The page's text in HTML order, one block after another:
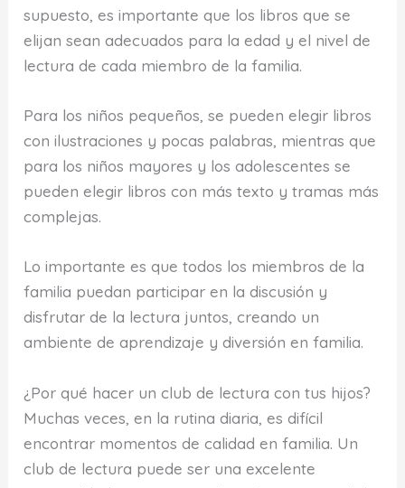
supuesto, es importante que los libros que se
elijan sean adecuados para la edad y el nivel de
lectura de cada miembro de la familia.
Para los niños pequeños, se pueden elegir libros
con ilustraciones y pocas palabras, mientras que
para los niños mayores y los adolescentes se
pueden elegir libros con más texto y tramas más
complejas.
Lo importante es que todos los miembros de la
familia puedan participar en la discusión y
disfrutar de la lectura juntos, creando un
ambiente de aprendizaje y diversión en familia.
¿Por qué hacer un club de lectura con tus hijos?
Muchas veces, en la rutina diaria, es difícil
encontrar momentos de calidad en familia. Un
club de lectura puede ser una excelente